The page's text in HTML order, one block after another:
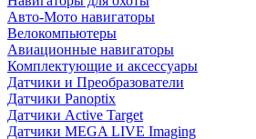
Авто-Мото навигаторы
Велокомпьютеры
Авиационные навигаторы
Комплектующие и аксессуары
Датчики и Преобразователи
Датчики Panoptix
Датчики Active Target
Датчики MEGA LIVE Imaging